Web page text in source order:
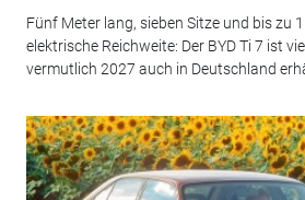
Fünf Meter lang, sieben Sitze und bis zu
elektrische Reichweite: Der BYD Ti 7 ist
vermutlich 2027 auch in Deutschland